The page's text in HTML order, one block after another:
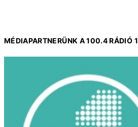
MÉDIAPARTNERÜNK A 100.4 RÁDIÓ 1